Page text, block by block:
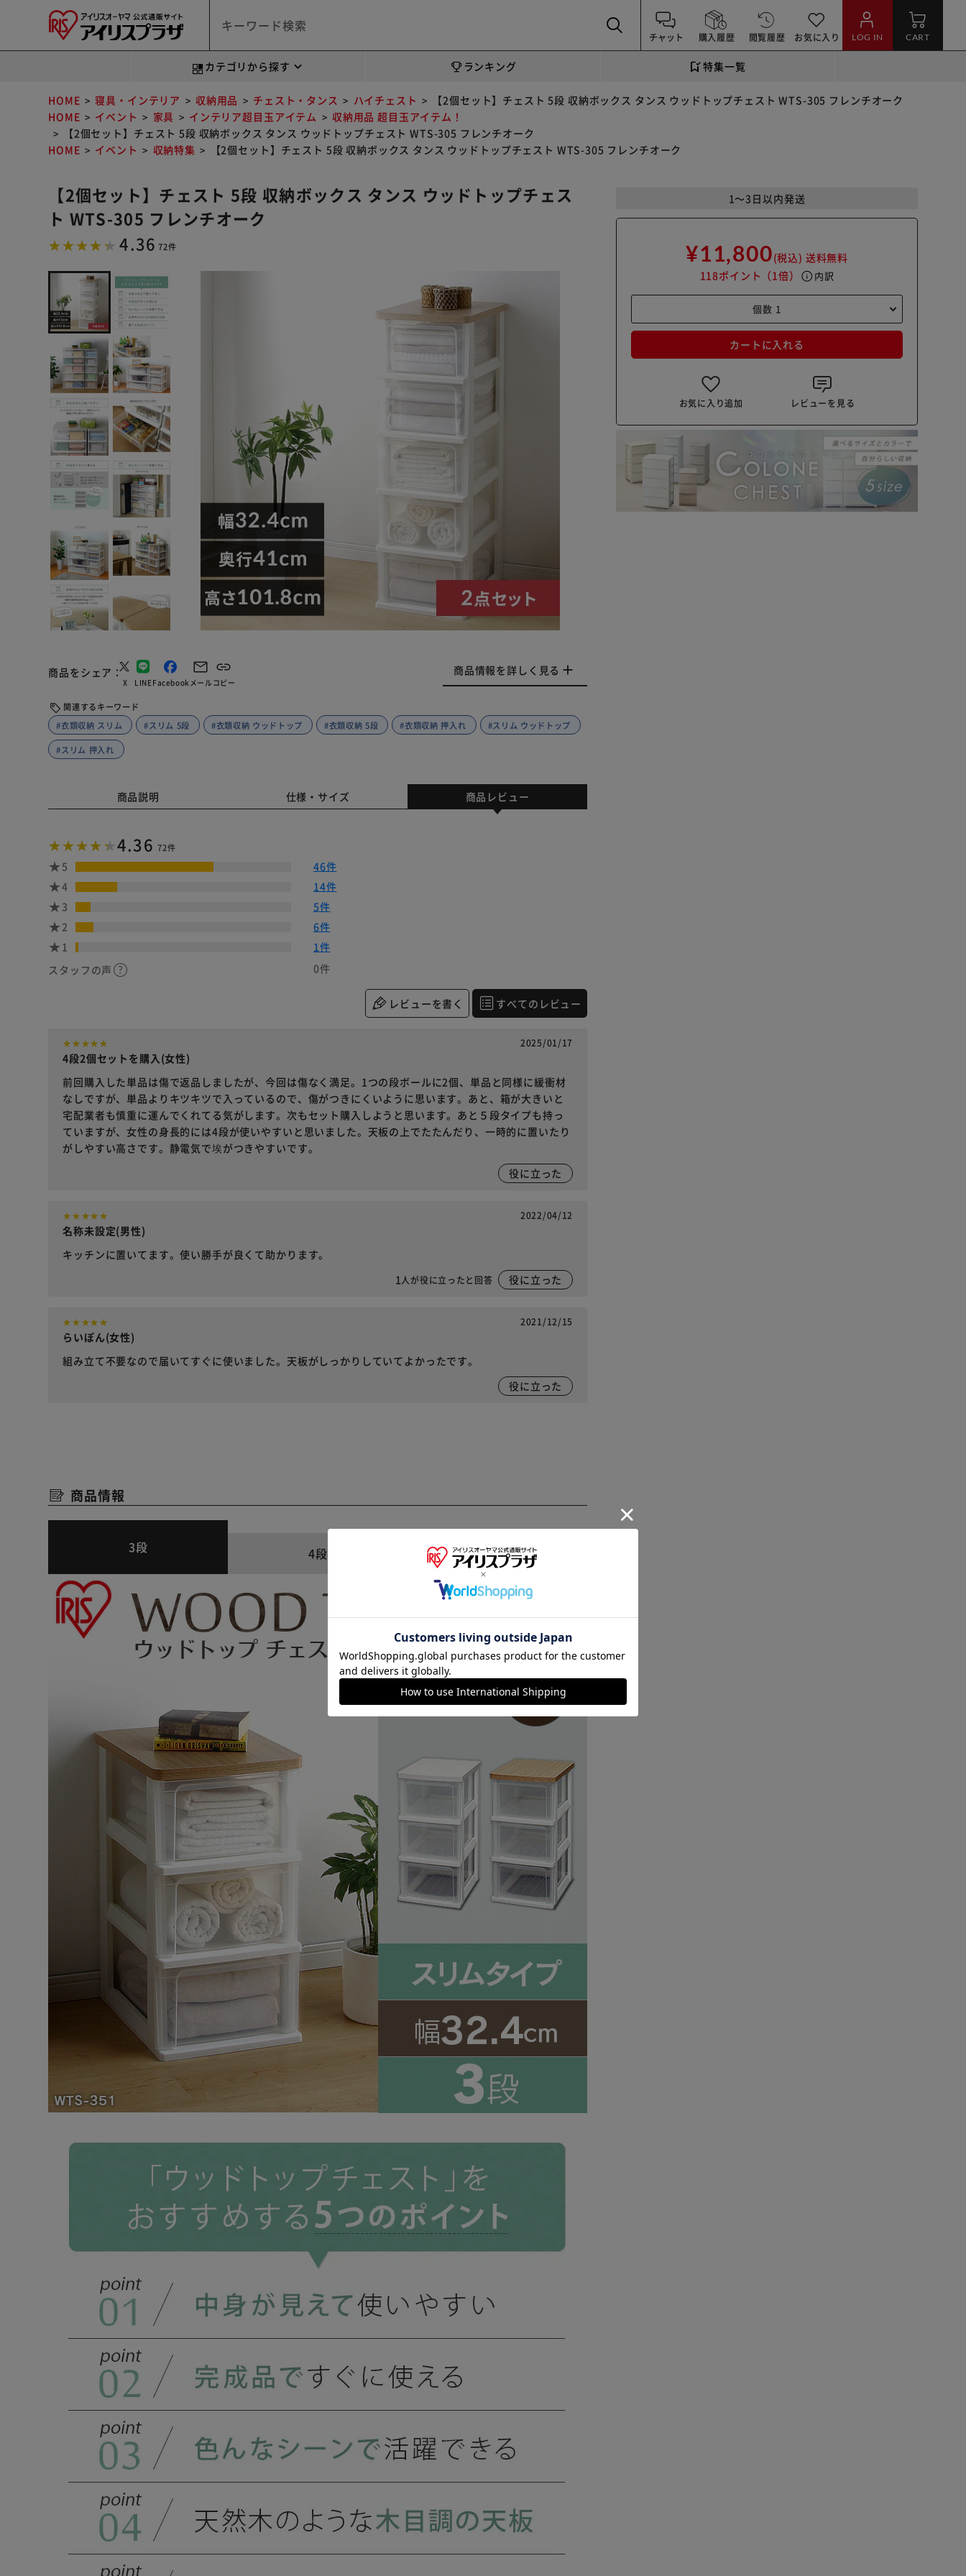
チャット 購入履歴 閲覧履歴 お気に入り LOG IN CART
カテゴリから探す ランキング 特集一覧
HOME 寝具・インテリア 収納用品 チェスト・タンス ハイチェスト
【2個セット】チェスト 5段 収納ボックス タンス ウッドトップチェスト WTS-305 フレンチオーク
HOME
イベント 家具 インテリア超目玉アイテム
収納用品 超目玉アイテム！
【2個セット】チェスト 5段 収納ボックス タンス ウッドトップチェスト WTS-305 フレンチオーク
HOME
イベント 収納特集 【2個セット】チェスト 5段 収納ボックス タンス ウッドトップチェスト WTS-305 フレンチオーク
【2個セット】チェスト 5段 収納ボックス タンス ウッドトップチェス
ト WTS-305 フレンチオーク
4.36 72件
商品をシェア
X LINEFacebookメールコピー
商品情報を詳しく見る
関連するキーワード
#衣類収納 スリム
#スリム 5段 #衣類収納 ウッドトップ #衣類収納 5段 #衣類収納 押入れ #スリム ウッドトップ
#スリム 押入れ
1～3日以内発送
¥11,800(税込) 送料無料
118ポイント （1倍） info 内訳
カートに入れる
お気に入り追加 レビューを見る
商品説明 仕様・サイズ 商品レビュー
4.36 72件
5
46件
4
14件
3
5件
2
6件
1
1件
スタッフの声
0件
レビューを書く すべてのレビュー
2025/01/17
4段2個セットを購入(女性)
前回購入した単品は傷で返品しましたが、今回は傷なく満足。1つの段ボールに2個、単品と同様に緩衝材
なしですが、単品よりキツキツで入っているので、傷がつきにくいように思います。あと、箱が大きいと
宅配業者も慎重に運んでくれてる気がします。次もセット購入しようと思います。あと５段タイプも持っ
ていますが、女性の身長的には4段が使いやすいと思いました。天板の上でたたんだり、一時的に置いたり
がしやすい高さです。静電気で埃がつきやすいです。
役に立った
2022/04/12
名称未設定(男性)
キッチンに置いてます。使い勝手が良くて助かります。
1人が役に立ったと回答 役に立った
2021/12/15
らいぽん(女性)
組み立て不要なので届いてすぐに使いました。天板がしっかりしていてよかったです。
役に立った
商品情報
3段 4段 5段
※ご確認ください